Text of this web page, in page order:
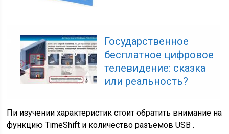
Государственное
бесплатное цифровое
телевидение: сказка
или реальность?
Пи изучении характеристик стоит обратить внимание на
функцию TimeShift и количество разъёмов USB .